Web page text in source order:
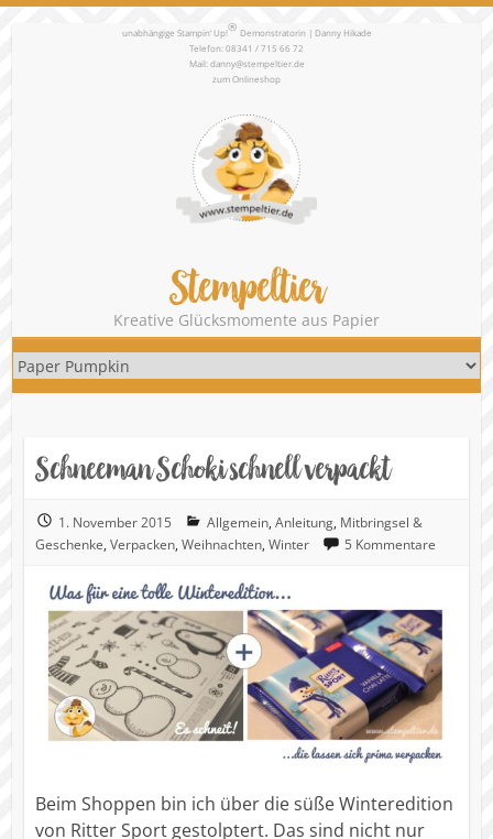
unabhängige Stampin‘ Up!® Demonstratorin | Danny Hikade
Telefon: 08341 / 715 66 72
Mail:danny@stempeltier.de
zumOnlineshop
Stempeltier
Kreative Glücksmomente aus Papier
Schneeman Schoki schnell verpackt
1. November 2015 Allgemein, Anleitung, Mitbringsel &
Geschenke, Verpacken, Weihnachten, Winter 5 Kommentare
Beim Shoppen bin ich über die süße Winteredition
von Ritter Sport gestolptert. Das sind nicht nur